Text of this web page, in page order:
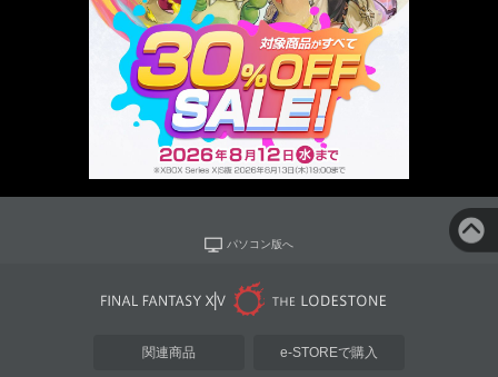
パソコン版へ
関連商品 e-STOREで購入